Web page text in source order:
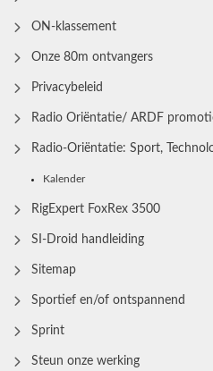
ON-klassement
Onze 80m ontvangers
Privacybeleid
Radio Oriëntatie/ ARDF
Radio‑Oriëntatie: Sport,
Kalender
RigExpert FoxRex 3500
SI-Droid handleiding
Sitemap
Sportief en/of ontspannend
Sprint
Steun onze werking